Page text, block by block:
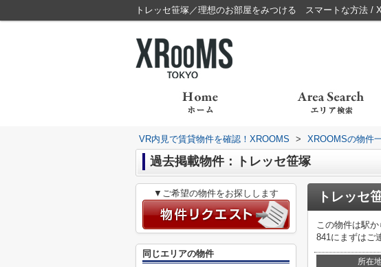
トレッセ笹塚／理想のお部屋をみつける スマートな方法 /
VR内見で賃貸物件を確認！XROOMS > XROOMSの物件
過去掲載物件：トレッセ笹塚
トレッセ
この物件は駅
841にまずはご
所在
▼ご希望の物件をお探しします
同じエリアの物件